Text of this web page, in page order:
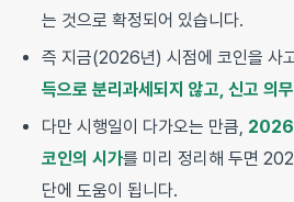
는 것으로 확정되어 있습니다.
즉 지금(2026년) 시점에 코인을 사
득으로 분리과세되지 않고, 신고 의
다만 시행일이 다가오는 만큼, 2026
코인의 시가를 미리 정리해 두면
단에 도움이 됩니다.